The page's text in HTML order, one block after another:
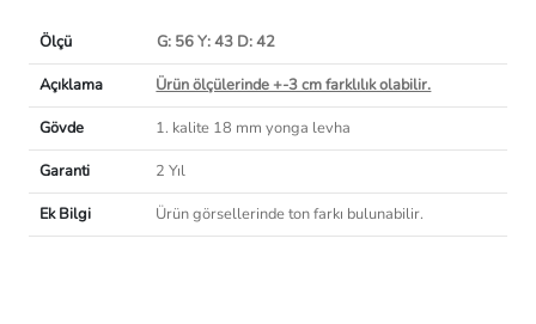
Ölçü
G: 56 Y: 43 D: 42
Açıklama
Ürün ölçülerinde +-3 cm farklılık olabilir.
Gövde
1. kalite 18 mm yonga levha
Garanti
2 Yıl
Ek Bilgi
Ürün görsellerinde ton farkı bulunabilir.